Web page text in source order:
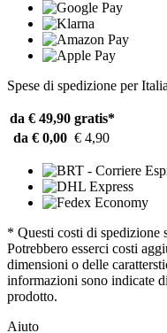
Spese di spedizione per
da € 49,90 gratis*
da € 0,00 € 4,90
* Questi costi di spedizione
Potrebbero esserci costi
dimensioni o delle
informazioni sono indicate
prodotto.
Aiuto